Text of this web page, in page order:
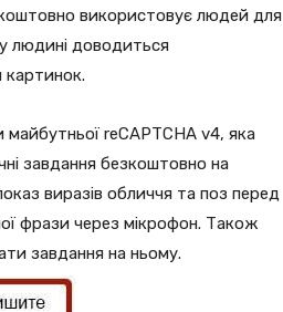
використовує людей для
людині доводиться
картинок.
reCAPTCHA v4, яка
завдання безкоштовно на
виразів обличчя та поз перед
фрази через мікрофон. Також
завдання на ньому.